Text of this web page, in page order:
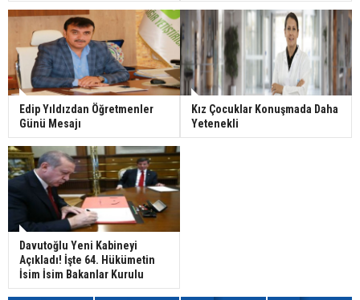
Edip Yıldızdan Öğretmenler
Günü Mesajı
Kız Çocuklar Konuşmada Daha
Yetenekli
Davutoğlu Yeni Kabineyi
Açıkladı! İşte 64. Hükümetin
İsim İsim Bakanlar Kurulu